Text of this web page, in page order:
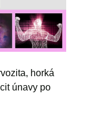
horká
únavy po